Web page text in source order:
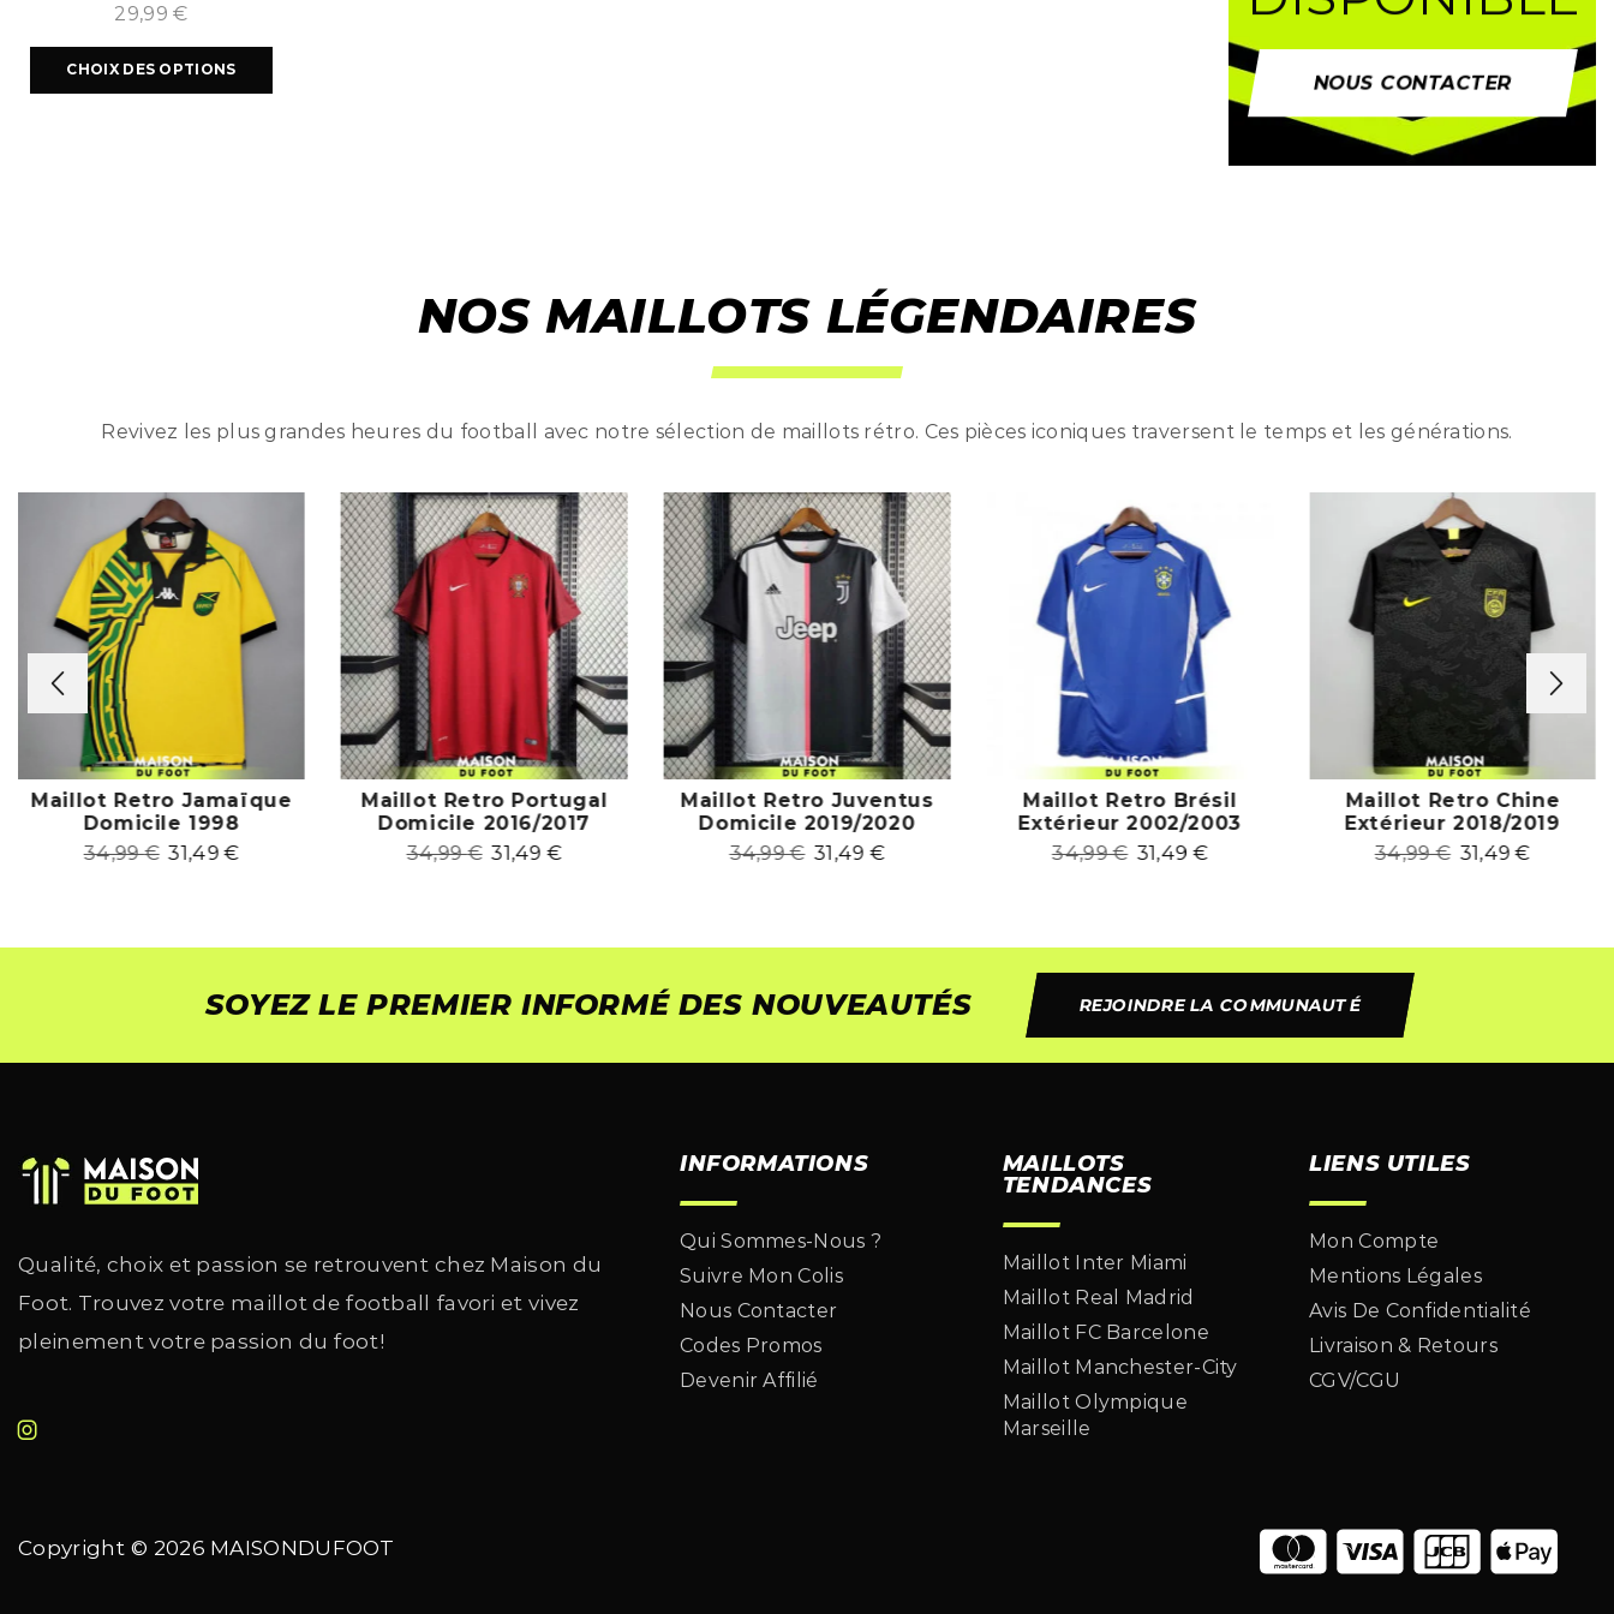
29,99€
CHOIX DES OPTIONS
NOUS CONTACTER
NOS MAILLOTS LÉGENDAIRES
Revivez les plus grandes heures du football avec notre sélection de maillots rétro. Ces pièces iconiques traversent le temps et les générations.
Maillot Retro Jamaïque
Domicile 1998
34,99€ 31,49€
Maillot Retro Portugal
Domicile 2016/2017
34,99€ 31,49€
Maillot Retro Juventus
Domicile 2019/2020
34,99€ 31,49€
Maillot Retro Brésil
Extérieur 2002/2003
34,99€ 31,49€
Maillot Retro Chine
Extérieur 2018/2019
34,99€ 31,49€
SOYEZ LE PREMIER INFORMÉ DES NOUVEAUTÉS REJOINDRE LA COMMUNAUTÉ
Qualité, choix et passion se retrouvent chez Maison du
Foot. Trouvez votre maillot de football favori et vivez
pleinement votre passion du foot!
INFORMATIONS
Qui Sommes-Nous ?
Suivre Mon Colis
Nous Contacter
Codes Promos
Devenir Affilié
MAILLOTS
TENDANCES
Maillot Inter Miami
Maillot Real Madrid
Maillot FC Barcelone
Maillot Manchester-City
Maillot Olympique
Marseille
LIENS UTILES
Mon Compte
Mentions Légales
Avis De Confidentialité
Livraison & Retours
CGV/CGU
Copyright © 2026 MAISONDUFOOT